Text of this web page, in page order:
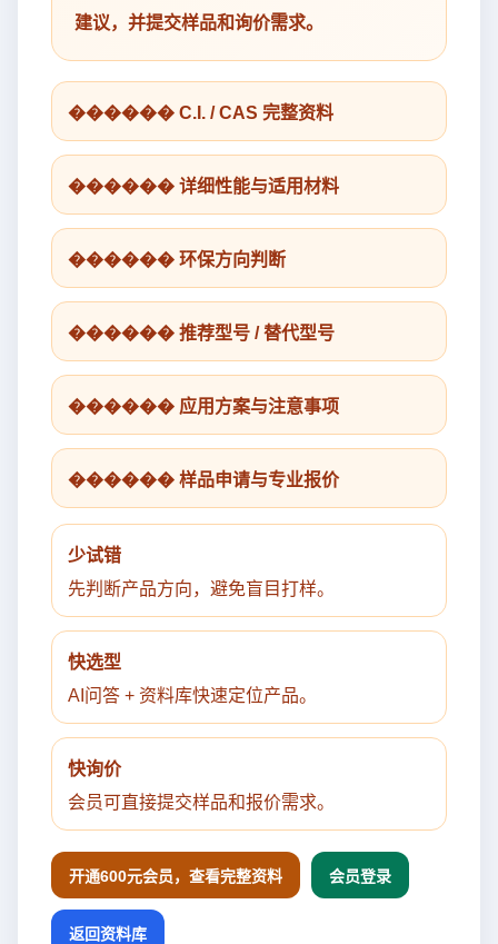
建议，并提交样品和询价需求。
������ C.I. / CAS 完整资料
������ 详细性能与适用材料
������ 环保方向判断
������ 推荐型号 / 替代型号
������ 应用方案与注意事项
������ 样品申请与专业报价
少试错
先判断产品方向，避免盲目打样。
快选型
AI问答 + 资料库快速定位产品。
快询价
会员可直接提交样品和报价需求。
开通600元会员，查看完整资料 会员登录
返回资料库